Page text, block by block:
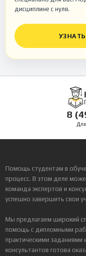
дисциплине с нуля.
8
Помощь студентам в
процесс. В этом деле
команда экспертов и
успешно завершить свои
Мы предлагаем широкий
помощь с дипломными
практическими
консультантов готова